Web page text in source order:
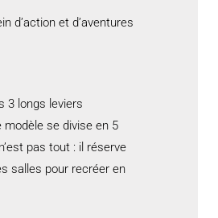
d’action et d’aventures
3 longs leviers
se divise en 5
pas tout : il réserve
salles pour recréer en